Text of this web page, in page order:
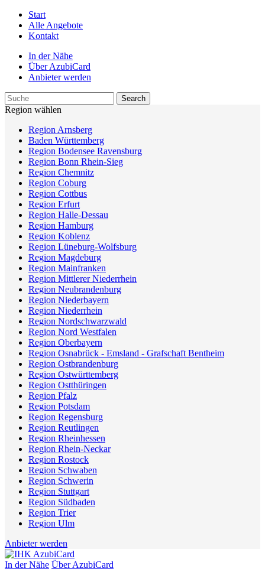
Start
Alle Angebote
Kontakt
In der Nähe
Über AzubiCard
Anbieter werden
Region wählen
Region Arnsberg
Baden Württemberg
Region Bodensee Ravensburg
Region Bonn Rhein-Sieg
Region Chemnitz
Region Coburg
Region Cottbus
Region Erfurt
Region Halle-Dessau
Region Hamburg
Region Koblenz
Region Lüneburg-Wolfsburg
Region Magdeburg
Region Mainfranken
Region Mittlerer Niederrhein
Region Neubrandenburg
Region Niederbayern
Region Niederrhein
Region Nordschwarzwald
Region Nord Westfalen
Region Oberbayern
Region Osnabrück - Emsland - Grafschaft Bentheim
Region Ostbrandenburg
Region Ostwürttemberg
Region Ostthüringen
Region Pfalz
Region Potsdam
Region Regensburg
Region Reutlingen
Region Rheinhessen
Region Rhein-Neckar
Region Rostock
Region Schwaben
Region Schwerin
Region Stuttgart
Region Südbaden
Region Trier
Region Ulm
Anbieter werden
In der Nähe Über AzubiCard